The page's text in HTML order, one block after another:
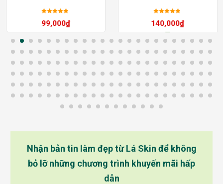
hạng5sao
99,000₫
hạng5sao
140,000₫
–
265,000 ₫
Nhận bản tin làm đẹp từ Lá Skin để không
bỏ lỡ những chương trình khuyến mãi hấp
dẫn